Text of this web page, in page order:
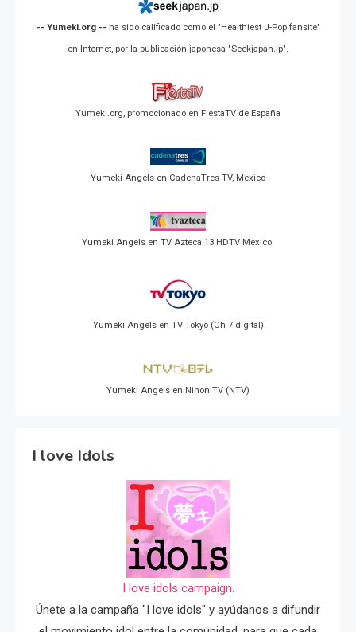
-- Yumeki.org -- ha sido calificado como el "Healthiest J-Pop fansite"
en Internet, por la publicación japonesa "Seekjapan.jp".
Yumeki.org, promocionado en FiestaTV de España
Yumeki Angels en CadenaTres TV, Mexico
Yumeki Angels en TV Azteca 13 HDTV Mexico.
Yumeki Angels en TV Tokyo (Ch 7 digital)
Yumeki Angels en Nihon TV (NTV)
I love Idols
I love idols campaign.
Únete a la campaña "I love idols" y ayúdanos a difundir